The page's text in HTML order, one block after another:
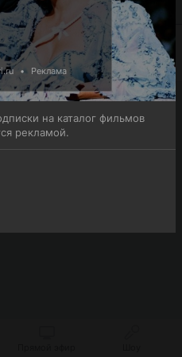
• Реклама
на каталог фильмов
рекламой.